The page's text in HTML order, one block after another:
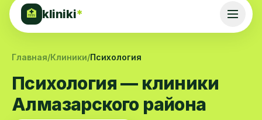
🏥 kliniki*
Главная/Клиники/Психология
Психология — клиники
Алмазарского района